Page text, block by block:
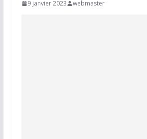
9 janvier 2023 webmaster